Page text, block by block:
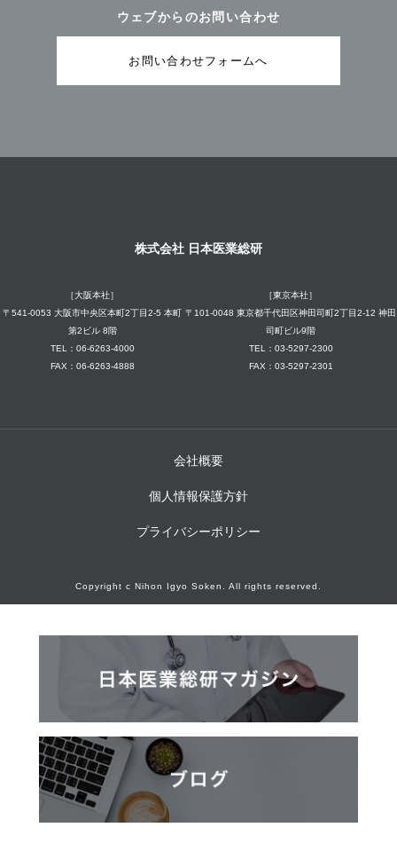
ウェブからのお問い合わせ
お問い合わせフォームへ
株式会社 日本医業総研
［大阪本社］
〒541-0053 大阪市中央区本町2丁目2-5 本町
第2ビル 8階
TEL：06-6263-4000
FAX：06-6263-4888
［東京本社］
〒101-0048 東京都千代田区神田司町2丁目2-12 神田
司町ビル9階
TEL：03-5297-2300
FAX：03-5297-2301
会社概要
個人情報保護方針
プライバシーポリシー
Copyright c Nihon Igyo Soken. All rights reserved.